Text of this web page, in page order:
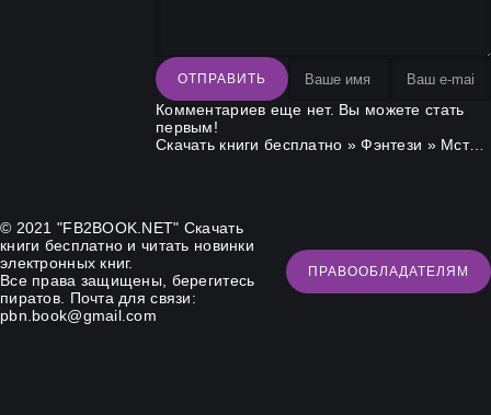
ОТПРАВИТЬ
Комментариев еще нет. Вы можете стать
первым!
Скачать книги бесплатно »Фэнтези » Мститель
© 2021 "FB2BOOK.NET" Скачать
книги бесплатно и читать новинки
электронных книг.
Все права защищены, берегитесь
пиратов. Почта для связи:
pbn.book@gmail.com
ПРАВООБЛАДАТЕЛЯМ